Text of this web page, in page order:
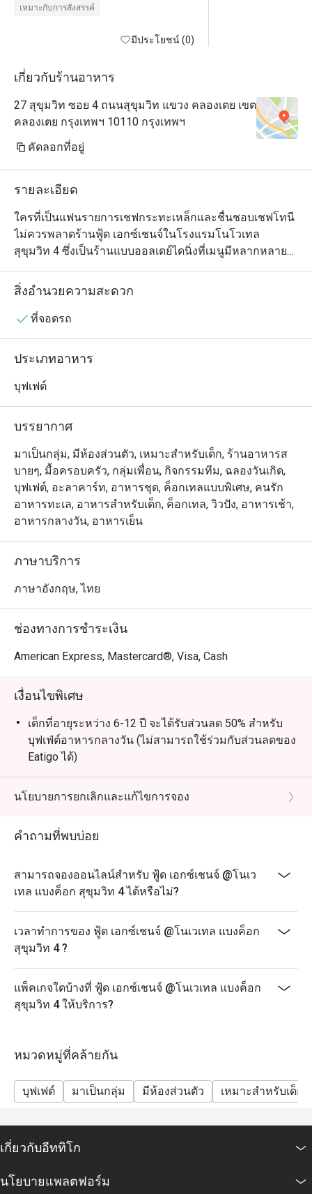
เหมาะกับการสังสรรค์
มีประโยชน์ (0)
เกี่ยวกับร้านอาหาร
27 สุขุมวิท ซอย 4 ถนนสุขุมวิท แขวง คลองเตย เขต
คลองเตย กรุงเทพฯ 10110 กรุงเทพฯ
คัดลอกที่อยู่
รายละเอียด
ใครที่เป็นแฟนรายการเชฟกระทะเหล็กและชื่นชอบเชฟโทนี
ไม่ควรพลาดร้านฟู้ด เอกซ์เชนจ์ในโรงแรมโนโวเทล
สุขุมวิท 4 ซึ่งเป็นร้านแบบออลเดย์ไดนิ่งที่เมนูมีหลากหลาย
ทั้งอาหารตะวันตกและเอเชียพร้อมเสิร์ฟให้ทานกันได้ตลอด
ทั้งวัน รวมถึงมีตัวเลือกทั้งแบบบุฟเฟ่ต์และอลาคาร์ท แต่
ไทยที่นำเสนอได้อย่างมีเอกลักษณ์ ผสมผสานความโมเดิร์น
จะเป็นข้าวซอย แกงเผ็ดเป็ดย่าง หรือเมนูซีฟู้ดต่างๆ
สิ่งอำนวยความสะดวก
ที่จอดรถ
ประเภทอาหาร
บุฟเฟต์
บรรยากาศ
มาเป็นกลุ่ม, มีห้องส่วนตัว, เหมาะสำหรับเด็ก, ร้านอาหารส
บายๆ, มื้อครอบครัว, กลุ่มเพื่อน, กิจกรรมทีม, ฉลองวันเกิด,
บุฟเฟต์, อะลาคาร์ท, อาหารชุด, ค็อกเทลแบบพิเศษ, คนรัก
อาหารทะเล, อาหารสำหรับเด็ก, ค็อกเทล, วิวปัง, อาหารเช้า,
อาหารกลางวัน, อาหารเย็น
ภาษาบริการ
ภาษาอังกฤษ, ไทย
ช่องทางการชำระเงิน
American Express, Mastercard®, Visa, Cash
เงื่อนไขพิเศษ
เด็กที่อายุระหว่าง 6-12 ปี จะได้รับส่วนลด 50% สำหรับ
บุฟเฟ่ต์อาหารกลางวัน (ไม่สามารถใช้ร่วมกับส่วนลดของ
Eatigo ได้)
06:00 - 10:00 น.: อเมริกันเบรคฟาสต์ (ABF)
11:00 - 12:00 น.: เมนูอะลาคาร์ต
12:00 - 15:00 น.: เมนูอะลาคาร์ต (เสาร์ - อาทิตย์)
นโยบายการยกเลิกและแก้ไขการจอง
คำถามที่พบบ่อย
สามารถจองออนไลน์สำหรับ ฟู้ด เอกซ์เชนจ์ @โนเว
เทล แบงค็อก สุขุมวิท 4 ได้หรือไม่?
เวลาทำการของ ฟู้ด เอกซ์เชนจ์ @โนเวเทล แบงค็อก
สุขุมวิท 4 ?
แพ็คเกจใดบ้างที่ ฟู้ด เอกซ์เชนจ์ @โนเวเทล แบงค็อก
สุขุมวิท 4 ให้บริการ?
หมวดหมู่ที่คล้ายกัน
บุฟเฟต์ มาเป็นกลุ่ม มีห้องส่วนตัว เหมาะสำหรับเด็ก
เกี่ยวกับอีททิโก
นโยบายแพลตฟอร์ม